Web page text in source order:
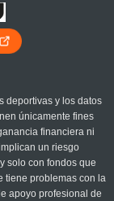
deportivas y los datos
únicamente fines
financiera ni
un riesgo
solo con fondos que
tiene problemas con la
apoyo profesional de